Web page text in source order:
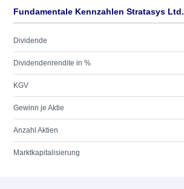
Fundamentale Kennzahlen Stratasys Ltd.
Dividende
Dividendenrendite in %
KGV
Gewinn je Aktie
Anzahl Aktien
Marktkapitalisierung